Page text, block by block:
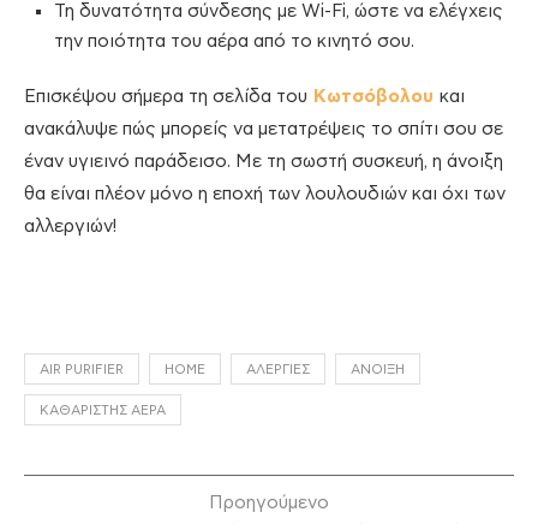
Τη δυνατότητα σύνδεσης με Wi-Fi, ώστε να ελέγχεις
την ποιότητα του αέρα από το κινητό σου.
Επισκέψου σήμερα τη σελίδα του Κωτσόβολου και
ανακάλυψε πώς μπορείς να μετατρέψεις το σπίτι σου σε
έναν υγιεινό παράδεισο. Με τη σωστή συσκευή, η άνοιξη
θα είναι πλέον μόνο η εποχή των λουλουδιών και όχι των
αλλεργιών!
AIR PURIFIER HOME ΑΛΕΡΓΊΕΣ ΆΝΟΙΞΗ
ΚΑΘΑΡΙΣΤΉΣ ΑΈΡΑ
Προηγούμενο